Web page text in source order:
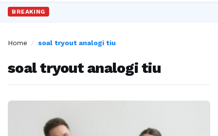
BREAKING
Home / soal tryout analogi tiu
soal tryout analogi tiu